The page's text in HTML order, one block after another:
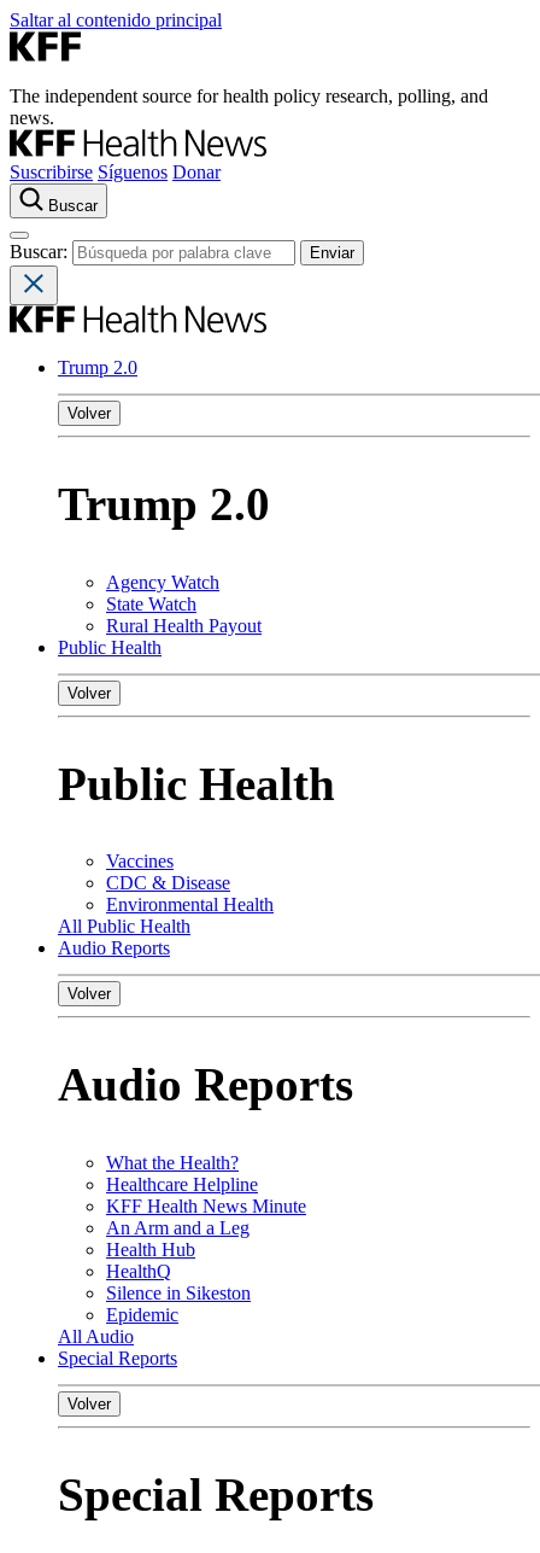
Saltar al contenido principal
The independent source for health policy research, polling, and
news.
Suscribirse Síguenos Donar
Buscar
Buscar:
Trump 2.0
Volver
Trump 2.0
Agency Watch
State Watch
Rural Health Payout
Public Health
Volver
Public Health
Vaccines
CDC & Disease
Environmental Health
All Public Health
Audio Reports
Volver
Audio Reports
What the Health?
Healthcare Helpline
KFF Health News Minute
An Arm and a Leg
Health Hub
HealthQ
Silence in Sikeston
Epidemic
All Audio
Special Reports
Volver
Special Reports